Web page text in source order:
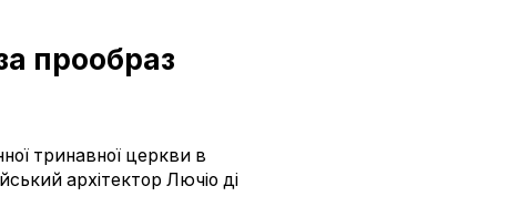
прообраз
тринавної церкви в
архітектор Лючіо ді